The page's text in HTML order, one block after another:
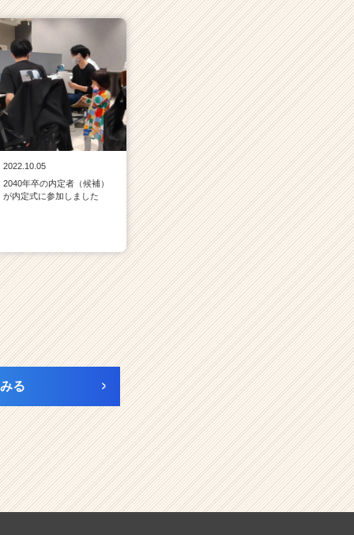
2022.10.05
2040年卒の内定者（候補）
が内定式に参加しました
る